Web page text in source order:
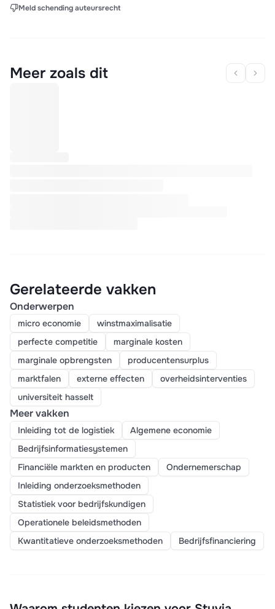
Meld schending auteursrecht
Meer zoals dit
Gerelateerde vakken
Onderwerpen
micro economie
winstmaximalisatie
perfecte competitie
marginale kosten
marginale opbrengsten
producentensurplus
marktfalen
externe effecten
overheidsinterventies
universiteit hasselt
Meer vakken
Inleiding tot de logistiek
Algemene economie
Bedrijfsinformatiesystemen
Financiële markten en producten
Ondernemerschap
Inleiding onderzoeksmethoden
Statistiek voor bedrijfskundigen
Operationele beleidsmethoden
Kwantitatieve onderzoeksmethoden
Bedrijfsfinanciering